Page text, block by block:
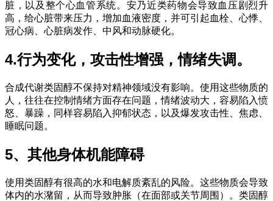
脏，以及整个心血管系统。安乃近类药物会导致血压剧烈升
高，给心脏带来压力，增加血液密度，并可引起血栓、心悸、
冠心病、心脏病发作、中风和动脉硬化。
4.行为变化，攻击性增强，情绪失调。
合成代谢类固醇不保持对精神领域没有影响。使用这些物质的
人，往往在控制情绪方面存在问题，情绪波动大，容易陷入愤
怒、暴躁，同样容易陷入抑郁状态，以及爆发攻击性、焦虑、
睡眠问题。
5、其他身体机能障碍
使用类固醇有很高的水和电解质紊乱的风险。这些物质会导致
体内的水潴留，从而导致肿胀（在面部或关节周围）。类固醇